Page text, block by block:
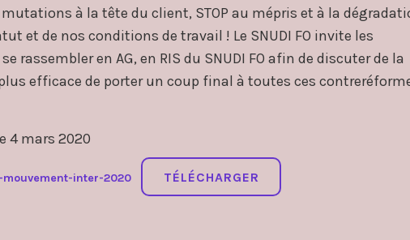
à la tête du client, STOP au mépris et à la
et de nos conditions de travail ! Le SNUDI FO invite les
rassembler en AG, en RIS du SNUDI FO afin de discuter de la
efficace de porter un coup final à toutes ces
4 mars 2020
mouvement-inter-2020 TÉLÉCHARGER